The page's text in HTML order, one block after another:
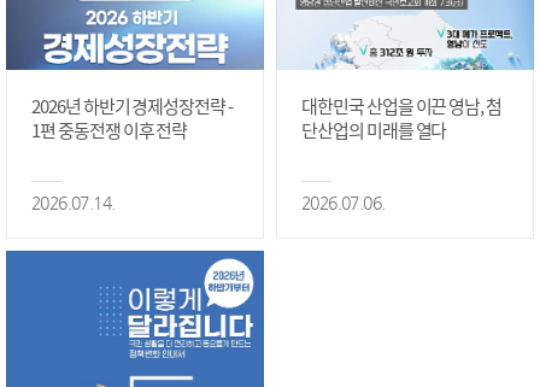
2026년 하반기 경제성장전략 -
1편 중동전쟁 이후 전략
2026.07.14.
대한민국 산업을 이끈 영남, 첨
단산업의 미래를 열다
2026.07.06.